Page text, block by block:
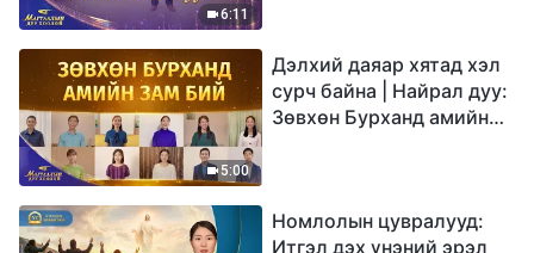
6:11
5:00
Дэлхий даяар хятад хэл
сурч байна | Найрал дуу:
Зөвхөн Бурханд амийн
Номлолын цувралууд:
Итгэл дэх үнэний эрэл